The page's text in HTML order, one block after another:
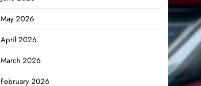
May 2026
April 2026
March 2026
February 2026